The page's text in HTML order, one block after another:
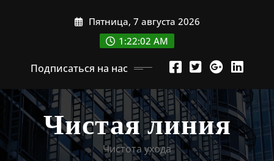
Пятница, 7 августа 2026
1:22:03 AM
Подписаться на нас
Чистая линия
Чистота ухода